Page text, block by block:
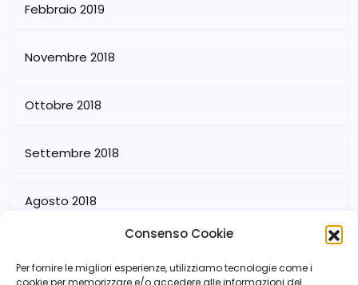
Consenso Cookie
Per fornire le migliori esperienze, utilizziamo tecnologie come i
cookie per memorizzare e/o accedere alle informazioni del
Febbraio 2019
Novembre 2018
Ottobre 2018
Settembre 2018
Agosto 2018